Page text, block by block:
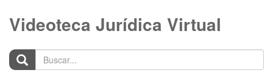
Videoteca Jurídica Virtual
Buscar...